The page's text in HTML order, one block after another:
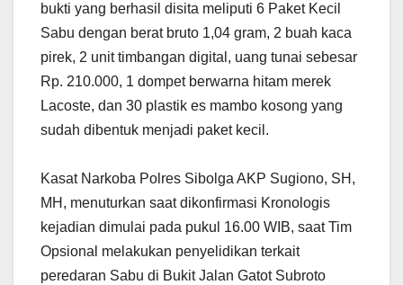
bukti yang berhasil disita meliputi 6 Paket Kecil
Sabu dengan berat bruto 1,04 gram, 2 buah kaca
pirek, 2 unit timbangan digital, uang tunai sebesar
Rp. 210.000, 1 dompet berwarna hitam merek
Lacoste, dan 30 plastik es mambo kosong yang
sudah dibentuk menjadi paket kecil.
Kasat Narkoba Polres Sibolga AKP Sugiono, SH,
MH, menuturkan saat dikonfirmasi Kronologis
kejadian dimulai pada pukul 16.00 WIB, saat Tim
Opsional melakukan penyelidikan terkait
peredaran Sabu di Bukit Jalan Gatot Subroto